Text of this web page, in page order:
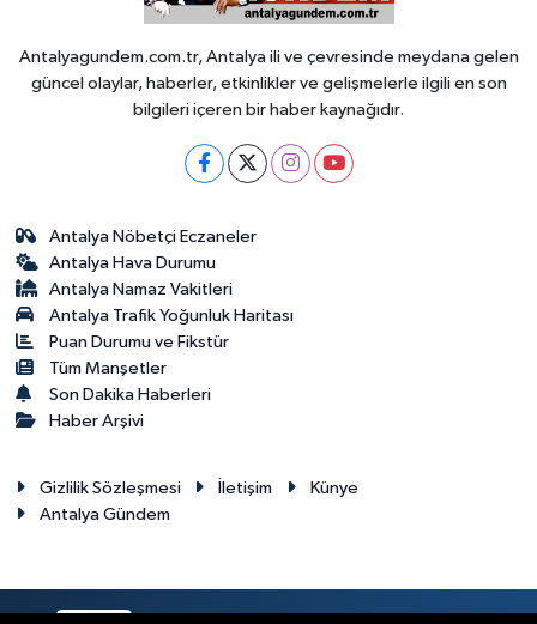
Antalyagundem.com.tr, Antalya ili ve çevresinde meydana gelen
güncel olaylar, haberler, etkinlikler ve gelişmelerle ilgili en son
bilgileri içeren bir haber kaynağıdır.
Antalya Nöbetçi Eczaneler
Antalya Hava Durumu
Antalya Namaz Vakitleri
Antalya Trafik Yoğunluk Haritası
Puan Durumu ve Fikstür
Tüm Manşetler
Son Dakika Haberleri
Haber Arşivi
Gizlilik Sözleşmesi İletişim
Künye
Antalya Gündem